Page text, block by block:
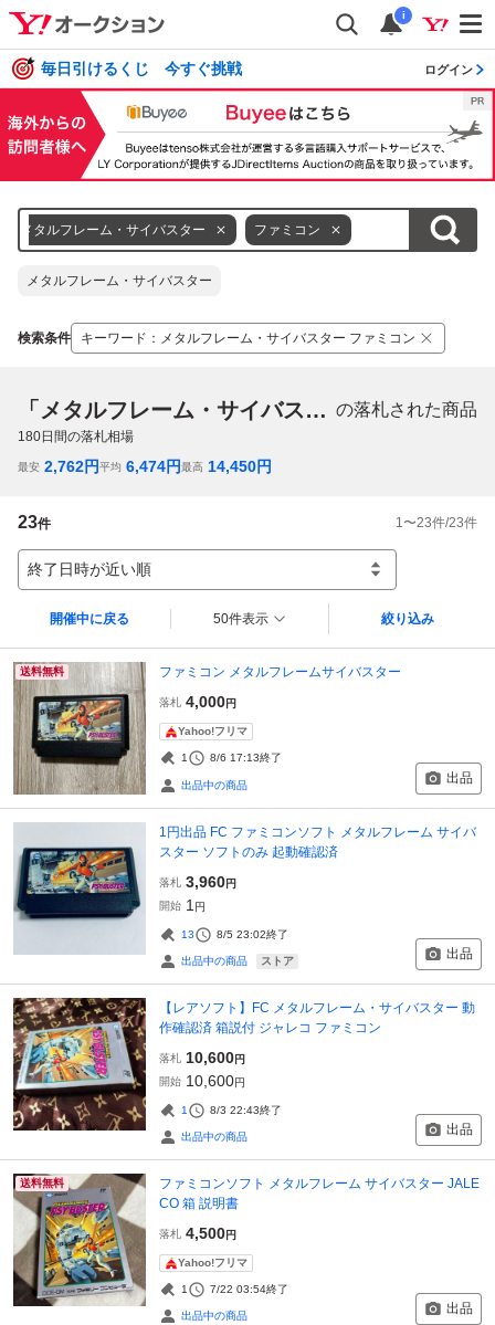
i
毎日引けるくじ 今すぐ挑戦 ログイン
メタルフレーム・サイバスター ファミコン
メタルフレーム・サイバスター
検索条件 キーワード ： メタルフレーム・サイバスター ファミコン
「メタルフレーム・サイバスター ファミコン」 の落札された商品
180日間の落札相場
最安 2,762円平均 6,474円最高 14,450円
23件 1 〜23件/23件
終了日時が近い順
開催中に戻る 50件表示 絞り込み
送料無料 ファミコン メタルフレームサイバスター
落札 4,000円
Yahoo!フリマ
1 8/6 17:13終了
出品中の商品 出品
1円出品 FC ファミコンソフト メタルフレーム サイバ
スター ソフトのみ 起動確認済
落札 3,960円
開始 1 円
13 8/5 23:02終了
出品中の商品 ストア 出品
【レアソフト】FC メタルフレーム・サイバスター 動
作確認済 箱説付 ジャレコ ファミコン
落札 10,600円
開始 10,600円
1 8/3 22:43終了
出品中の商品 出品
送料無料
ファミコンソフト メタルフレーム サイバスター JALE
CO 箱 説明書
落札 4,500円
Yahoo!フリマ
1 7/22 03:54終了
出品中の商品 出品